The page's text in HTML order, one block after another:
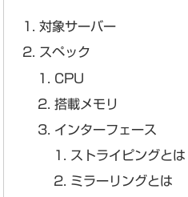
対象サーバー
スペック
CPU
搭載メモリ
インターフェース
ストライピングとは
ミラーリングとは